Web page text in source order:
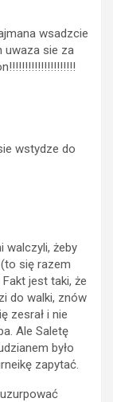
wsadzcie
uwaza sie za
wstydze do
walczyli, żeby
się razem
jest taki, że
do walki, znów
zesrał i nie
Ale Saletę
było
zapytać.